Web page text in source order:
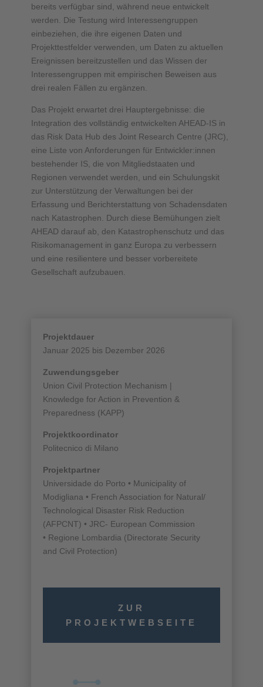
bereits verfügbar sind, während neue entwickelt
werden. Die Testung wird Interessengruppen
einbeziehen, die ihre eigenen Daten und
Projekttestfelder verwenden, um Daten zu aktuellen
Ereignissen bereitzustellen und das Wissen der
Interessengruppen mit empirischen Beweisen aus
drei realen Fällen zu ergänzen.
Das Projekt erwartet drei Hauptergebnisse: die
Integration des vollständig entwickelten AHEAD-IS in
das Risk Data Hub des Joint Research Centre (JRC),
eine Liste von Anforderungen für Entwickler:innen
bestehender IS, die von Mitgliedstaaten und
Regionen verwendet werden, und ein Schulungskit
zur Unterstützung der Verwaltungen bei der
Erfassung und Berichterstattung von Schadensdaten
nach Katastrophen. Durch diese Bemühungen zielt
AHEAD darauf ab, den Katastrophenschutz und das
Risikomanagement in ganz Europa zu verbessern
und eine resilientere und besser vorbereitete
Gesellschaft aufzubauen.
Projektdauer
Januar 2025 bis Dezember 2026
Zuwendungsgeber
Union Civil Protection Mechanism |
Knowledge for Action in Prevention &
Preparedness (KAPP)
Projektkoordinator
Politecnico di Milano
Projektpartner
Universidade do Porto • Municipality of
Modigliana • French Association for Natural/
Technological Disaster Risk Reduction
(AFPCNT) • JRC- European Commission
• Regione Lombardia (Directorate Security
and Civil Protection)
ZUR
PROJEKTWEBSEITE